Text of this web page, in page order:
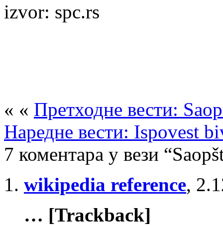
izvor: spc.rs
« « Претходне вести:
Наредне вести: Ispovest
7 коментара у вези
wikipedia reference,
… [Trackback]